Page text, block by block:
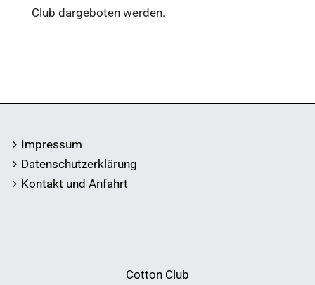
Club dargeboten werden.
Impressum
Datenschutzerklärung
Kontakt und Anfahrt
Cotton Club